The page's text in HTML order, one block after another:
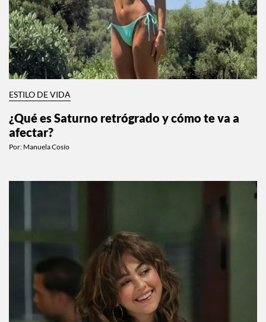
ESTILO DE VIDA
¿Qué es Saturno retrógrado y cómo te va a
afectar?
Por: Manuela Cosío